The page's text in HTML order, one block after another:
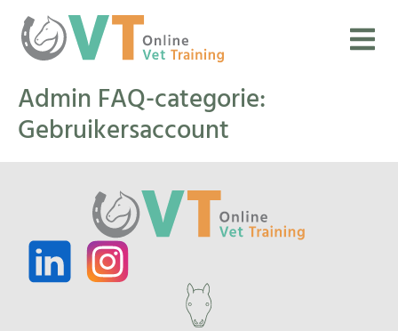
Admin FAQ-categorie:
Gebruikersaccount